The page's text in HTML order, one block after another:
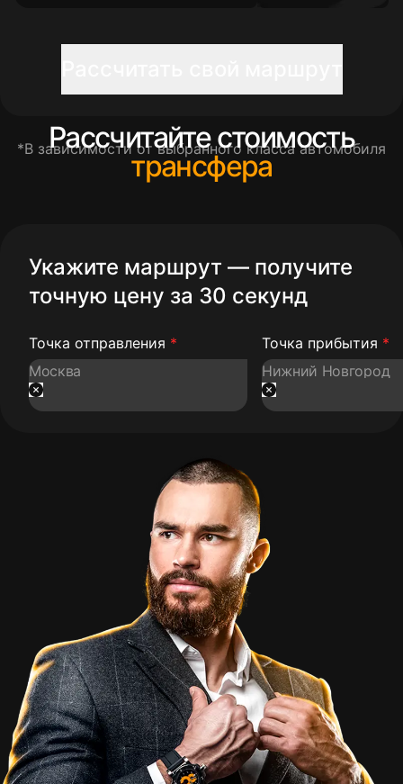
*В зависимости от выбранного класса автомобиля
Рассчитайте стоимость
трансфера
Укажите маршрут — получите
точную цену за 30 секунд
Точка отправления * Точка прибытия *